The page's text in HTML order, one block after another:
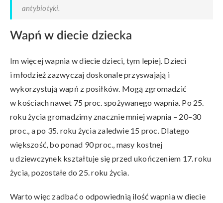
antybiotyki.
Wapń w diecie dziecka
Im więcej wapnia w diecie dzieci, tym lepiej. Dzieci
i młodzież zazwyczaj doskonale przyswajają i
wykorzystują wapń z posiłków. Mogą zgromadzić
w kościach nawet 75 proc. spożywanego wapnia. Po 25.
roku życia gromadzimy znacznie mniej wapnia – 20–30
proc., a po 35. roku życia zaledwie 15 proc. Dlatego
większość, bo ponad 90 proc., masy kostnej
u dziewczynek kształtuje się przed ukończeniem 17. roku
życia, pozostałe do 25. roku życia.
Warto więc zadbać o odpowiednią ilość wapnia w diecie